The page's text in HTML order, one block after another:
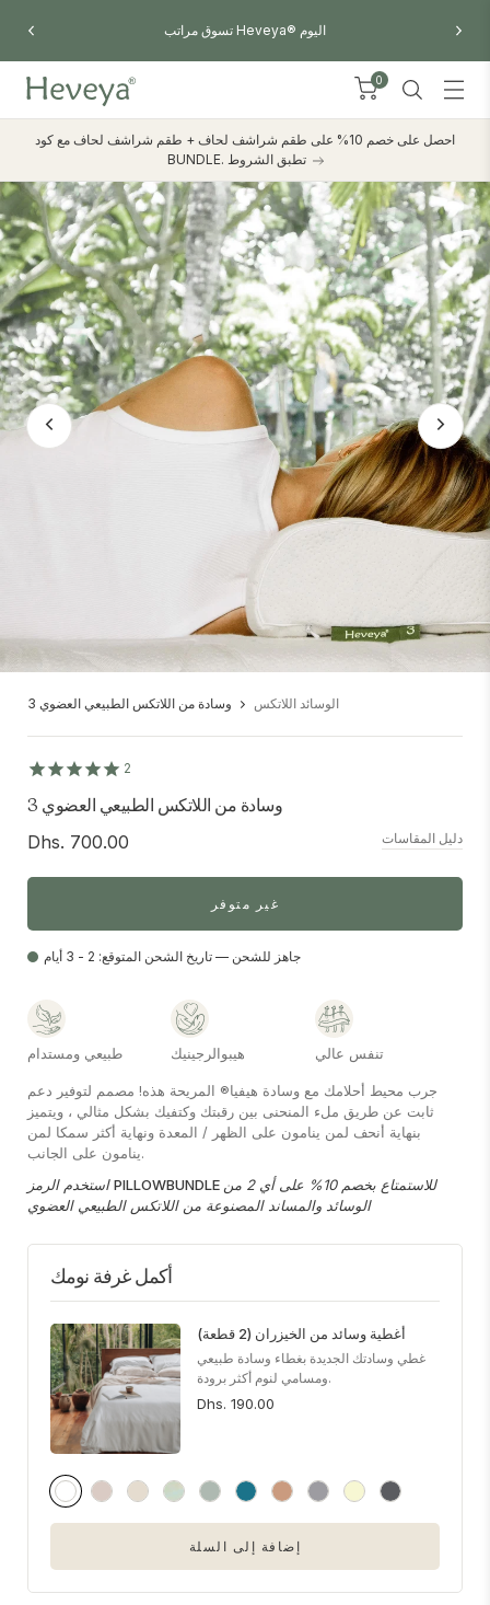
PILLOWBUNDLE
0
احصل على خصم 10% على طقم شراشف لحاف + طقم شراشف لحاف مع كود
BUNDLE. تطبق الشروط
الوسائد اللاتكس وسادة من اللاتكس الطبيعي العضوي 3
2
وسادة من اللاتكس الطبيعي العضوي 3
دليل المقاسات Dhs. 700.00
غير متوفر
جاهز للشحن — تاريخ الشحن المتوقع: 2 - 3 أيام
طبيعي ومستدام هيبوالرجينيك تنفس عالي
جرب محيط أحلامك مع وسادة هيفيا® المريحة هذه! مصمم لتوفير دعم
ثابت عن طريق ملء المنحنى بين رقبتك وكتفيك بشكل مثالي ، ويتميز
بنهاية أنحف لمن ينامون على الظهر / المعدة ونهاية أكثر سمكا لمن
ينامون على الجانب.
استخدم الرمزPILLOWBUNDLE للاستمتاع بخصم 10% على أي 2 من
الوسائد والمساند المصنوعة من اللاتكس الطبيعي العضوي
أكمل غرفة نومك
أغطية وسائد من الخيزران (2 قطعة)
غطي وسادتك الجديدة بغطاء وسادة طبيعي
ومسامي لنوم أكثر برودة.
Dhs. 190.00
إضافة إلى السلة